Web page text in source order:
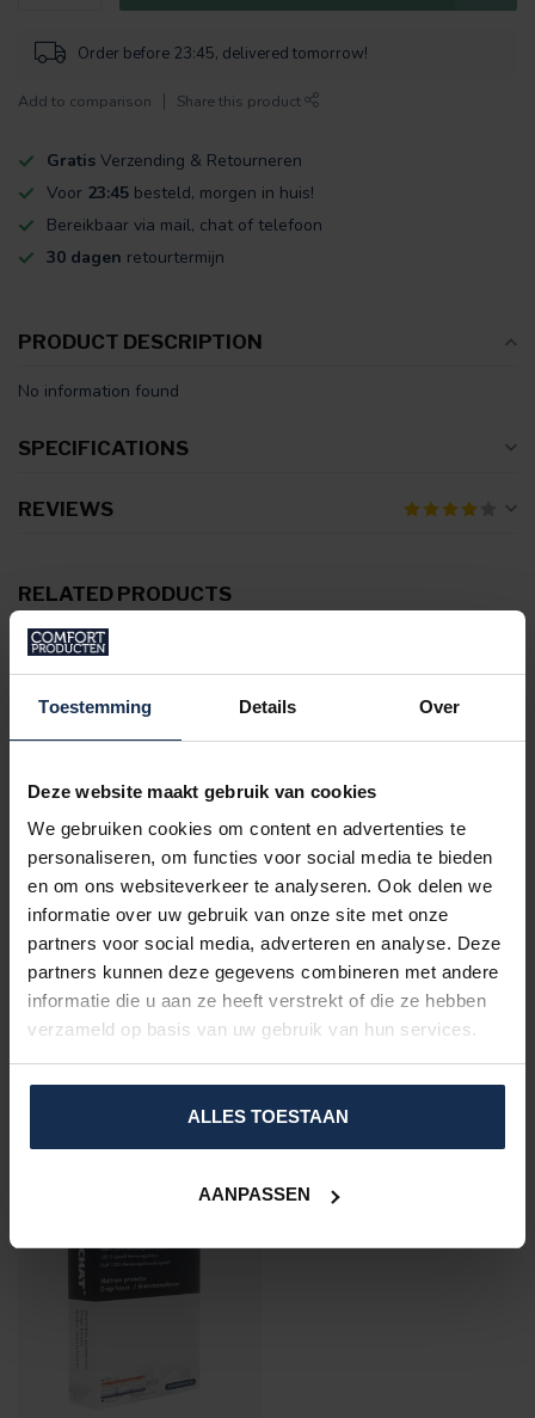
Toestemming Details Over
Deze website maakt gebruik van cookies
We gebruiken cookies om content en advertenties te
personaliseren, om functies voor social media te bieden
en om ons websiteverkeer te analyseren. Ook delen we
informatie over uw gebruik van onze site met onze
partners voor social media, adverteren en analyse. Deze
partners kunnen deze gegevens combineren met andere
informatie die u aan ze heeft verstrekt of die ze hebben
verzameld op basis van uw gebruik van hun services.
ALLES TOESTAAN
AANPASSEN
Order before 23:45, delivered tomorrow!
Add to comparison Share this product
Gratis Verzending & Retourneren
Voor 23:45 besteld, morgen in huis!
Bereikbaar via mail, chat of telefoon
30 dagen retourtermijn
PRODUCT DESCRIPTION
No information found
SPECIFICATIONS
REVIEWS
RELATED PRODUCTS
Verkoelend Kussensloop
In stock
€34,95
Technology
In stock
VRAGEN OVER DIT PRODUCT?
Of heeft u hulp nodig bij het bestelproces?
Neem dan contact op met één van onze
specialisten viasupport@comfort-producten.be
RECENTLY VIEWED